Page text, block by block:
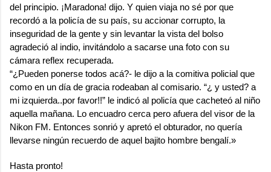
del principio. ¡Maradona! dijo. Y quien viaja no sé por que
recordó a la policía de su país, su accionar corrupto, la
inseguridad de la gente y sin levantar la vista del bolso
agradeció al indio, invitándolo a sacarse una foto con su
cámara reflex recuperada.
“¿Pueden ponerse todos acá?- le dijo a la comitiva policial que
como en un día de gracia rodeaban al comisario. “¿ y usted? a
mi izquierda..por favor!!” le indicó al policía que cacheteó al niño
aquella mañana. Lo encuadro cerca pero afuera del visor de la
Nikon FM. Entonces sonrió y apretó el obturador, no quería
llevarse ningún recuerdo de aquel bajito hombre bengalí.»
Hasta pronto!